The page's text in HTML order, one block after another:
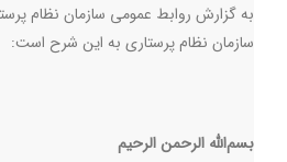
به گزارش روابط عمومی سازمان نظام
سازمان نظام پرستاری به این شرح است:
بسم‌الله الرحمن الرحیم